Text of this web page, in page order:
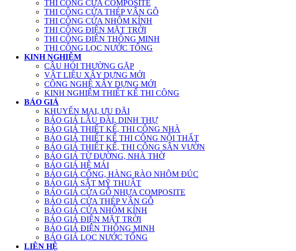
THI CÔNG CỬA COMPOSITE
THI CÔNG CỬA THÉP VÂN GỖ
THI CÔNG CỬA NHÔM KÍNH
THI CÔNG ĐIỆN MẶT TRỜI
THI CÔNG ĐIỆN THÔNG MINH
THI CÔNG LỌC NƯỚC TỔNG
KINH NGHIỆM
CÂU HỎI THƯỜNG GẶP
VẬT LIỆU XÂY DỰNG MỚI
CÔNG NGHỆ XÂY DỰNG MỚI
KINH NGHIỆM THIẾT KẾ THI CÔNG
BÁO GIÁ
KHUYẾN MẠI, ƯU ĐÃI
BÁO GIÁ LÂU ĐÀI, DINH THỰ
BÁO GIÁ THIẾT KẾ, THI CÔNG NHÀ
BÁO GIÁ THIẾT KẾ THI CÔNG NỘI THẤT
BÁO GIÁ THIẾT KẾ, THI CÔNG SÂN VƯỜN
BÁO GIÁ TỪ ĐƯỜNG, NHÀ THỜ
BÁO GIÁ HỆ MÁI
BÁO GIÁ CỔNG, HÀNG RÀO NHÔM ĐÚC
BÁO GIÁ SẮT MỸ THUẬT
BÁO GIÁ CỬA GỖ NHỰA COMPOSITE
BÁO GIÁ CỬA THÉP VÂN GỖ
BÁO GIÁ CỬA NHÔM KÍNH
BÁO GIÁ ĐIỆN MẶT TRỜI
BÁO GIÁ ĐIỆN THÔNG MINH
BÁO GIÁ LỌC NƯỚC TỔNG
LIÊN HỆ